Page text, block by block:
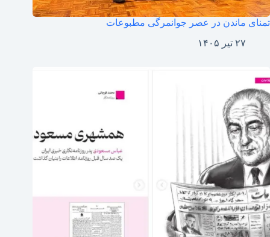
تمنای ماندن در عصر جوانمرگی مطبوعات
۲۷ تیر ۱۴۰۵